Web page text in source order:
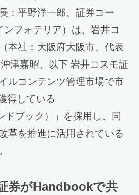
：平野洋一郎、証券コー
ンフォテリア）は、岩井コ
本社：大阪府大阪市、代表
津嘉昭、以下 岩井コスモ証
ルコンテンツ管理市場で市
得している
ドブック）」を採用し、同
革を推進に活用されている
券がHandbookで共